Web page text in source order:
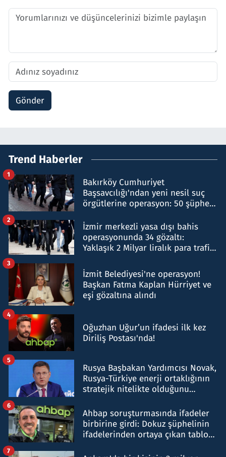
Gönder
Trend Haberler
Bakırköy Cumhuriyet
Başsavcılığı'ndan yeni nesil suç
örgütlerine operasyon: 50 şüpheli
1
İzmir merkezli yasa dışı bahis
operasyonunda 34 gözaltı:
Yaklaşık 2 Milyar liralık para trafiği
2
İzmit Belediyesi'ne operasyon!
Başkan Fatma Kaplan Hürriyet ve
eşi gözaltına alındı
3
Oğuzhan Uğur’un ifadesi ilk kez
Diriliş Postası'nda!
4
Rusya Başbakan Yardımcısı Novak,
Rusya-Türkiye enerji ortaklığının
stratejik nitelikte olduğunu
5
Ahbap soruşturmasında ifadeler
birbirine girdi: Dokuz şüphelinin
ifadelerinden ortaya çıkan tablo
6
7